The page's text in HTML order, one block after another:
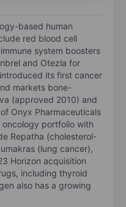
based human
red blood cell
system boosters
and Otezla for
its first cancer
markets bone-
(approved 2010) and
Onyx Pharmaceuticals
portfolio with
Repatha (cholesterol-
(lung cancer),
Horizon acquisition
including thyroid
also has a growing